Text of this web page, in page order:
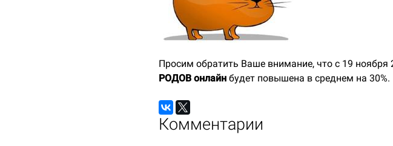
Просим обратить Ваше внимание, что с 19 ноября
РОДОВ онлайн будет повышена в среднем на 30%.
Комментарии